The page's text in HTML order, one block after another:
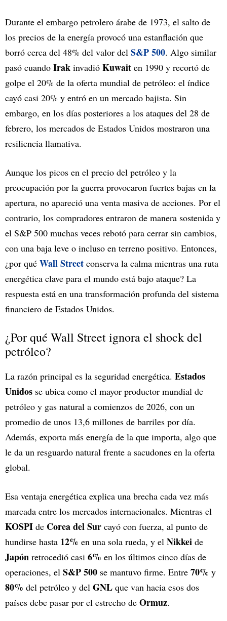
Durante el embargo petrolero árabe de 1973, el salto de
los precios de la energía provocó una estanflación que
borró cerca del 48% del valor del S&P 500. Algo similar
pasó cuando Irak invadió Kuwait en 1990 y recortó de
golpe el 20% de la oferta mundial de petróleo: el índice
cayó casi 20% y entró en un mercado bajista. Sin
embargo, en los días posteriores a los ataques del 28 de
febrero, los mercados de Estados Unidos mostraron una
resiliencia llamativa.
Aunque los picos en el precio del petróleo y la
preocupación por la guerra provocaron fuertes bajas en la
apertura, no apareció una venta masiva de acciones. Por el
contrario, los compradores entraron de manera sostenida y
el S&P 500 muchas veces rebotó para cerrar sin cambios,
con una baja leve o incluso en terreno positivo. Entonces,
¿por qué Wall Street conserva la calma mientras una ruta
energética clave para el mundo está bajo ataque? La
respuesta está en una transformación profunda del sistema
financiero de Estados Unidos.
¿Por qué Wall Street ignora el shock del
petróleo?
La razón principal es la seguridad energética. Estados
Unidos se ubica como el mayor productor mundial de
petróleo y gas natural a comienzos de 2026, con un
promedio de unos 13,6 millones de barriles por día.
Además, exporta más energía de la que importa, algo que
le da un resguardo natural frente a sacudones en la oferta
global.
Esa ventaja energética explica una brecha cada vez más
marcada entre los mercados internacionales. Mientras el
KOSPI de Corea del Sur cayó con fuerza, al punto de
hundirse hasta 12% en una sola rueda, y el Nikkei de
Japón retrocedió casi 6% en los últimos cinco días de
operaciones, el S&P 500 se mantuvo firme. Entre 70% y
80% del petróleo y del GNL que van hacia esos dos
países debe pasar por el estrecho de Ormuz.